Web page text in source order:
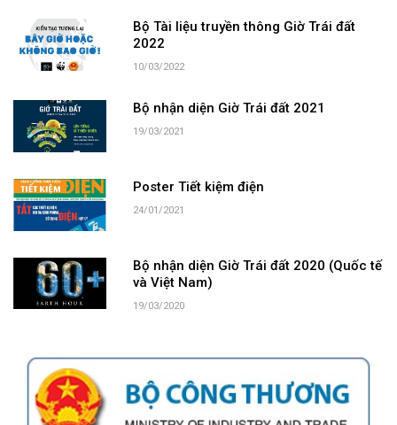
Bộ Tài liệu truyền thông Giờ Trái đất
2022
10/03/2022
Bộ nhận diện Giờ Trái đất 2021
19/03/2021
Poster Tiết kiệm điện
24/01/2021
Bộ nhận diện Giờ Trái đất 2020 (Quốc tế
và Việt Nam)
19/03/2020